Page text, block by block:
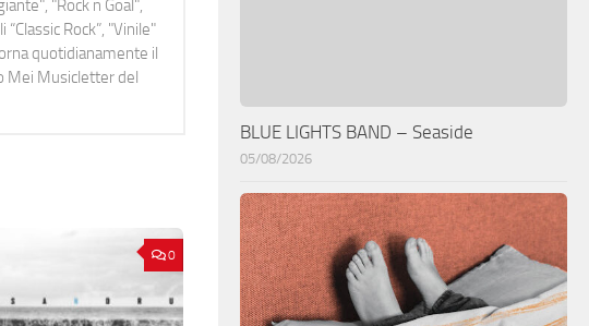
"Rock n Goal",
Rock”, "Vinile"
quotidianamente il
Mei Musicletter del
0
BLUE LIGHTS BAND – Seaside
05/08/2026